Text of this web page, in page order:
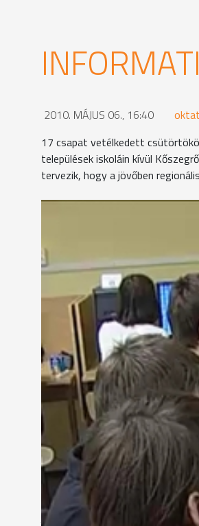
2010. MÁJUS 06., 16:40
17 csapat vetélkedett
települések iskoláin kívül
tervezik, hogy a jövőben
A gyakorlati feladatokkal
Tamás és Botond Jákról
fordították.
A Bolyai iskola minden
tanár szerint az idei
Dobre Norbert - felkészítő
"A megyében ez a
A Bercsényi iskolában már
korszerűsítették. Az
Szendrői Tamás-
"A számítástechnika
most már a városban és a
A szponzorok jóvoltából
jelentkezéskor egy